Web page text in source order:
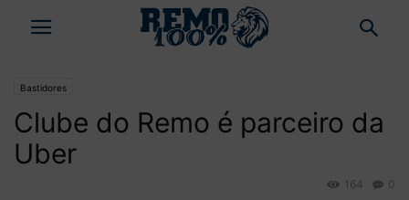
Bastidores
Clube do Remo é parceiro da
Uber
0
164